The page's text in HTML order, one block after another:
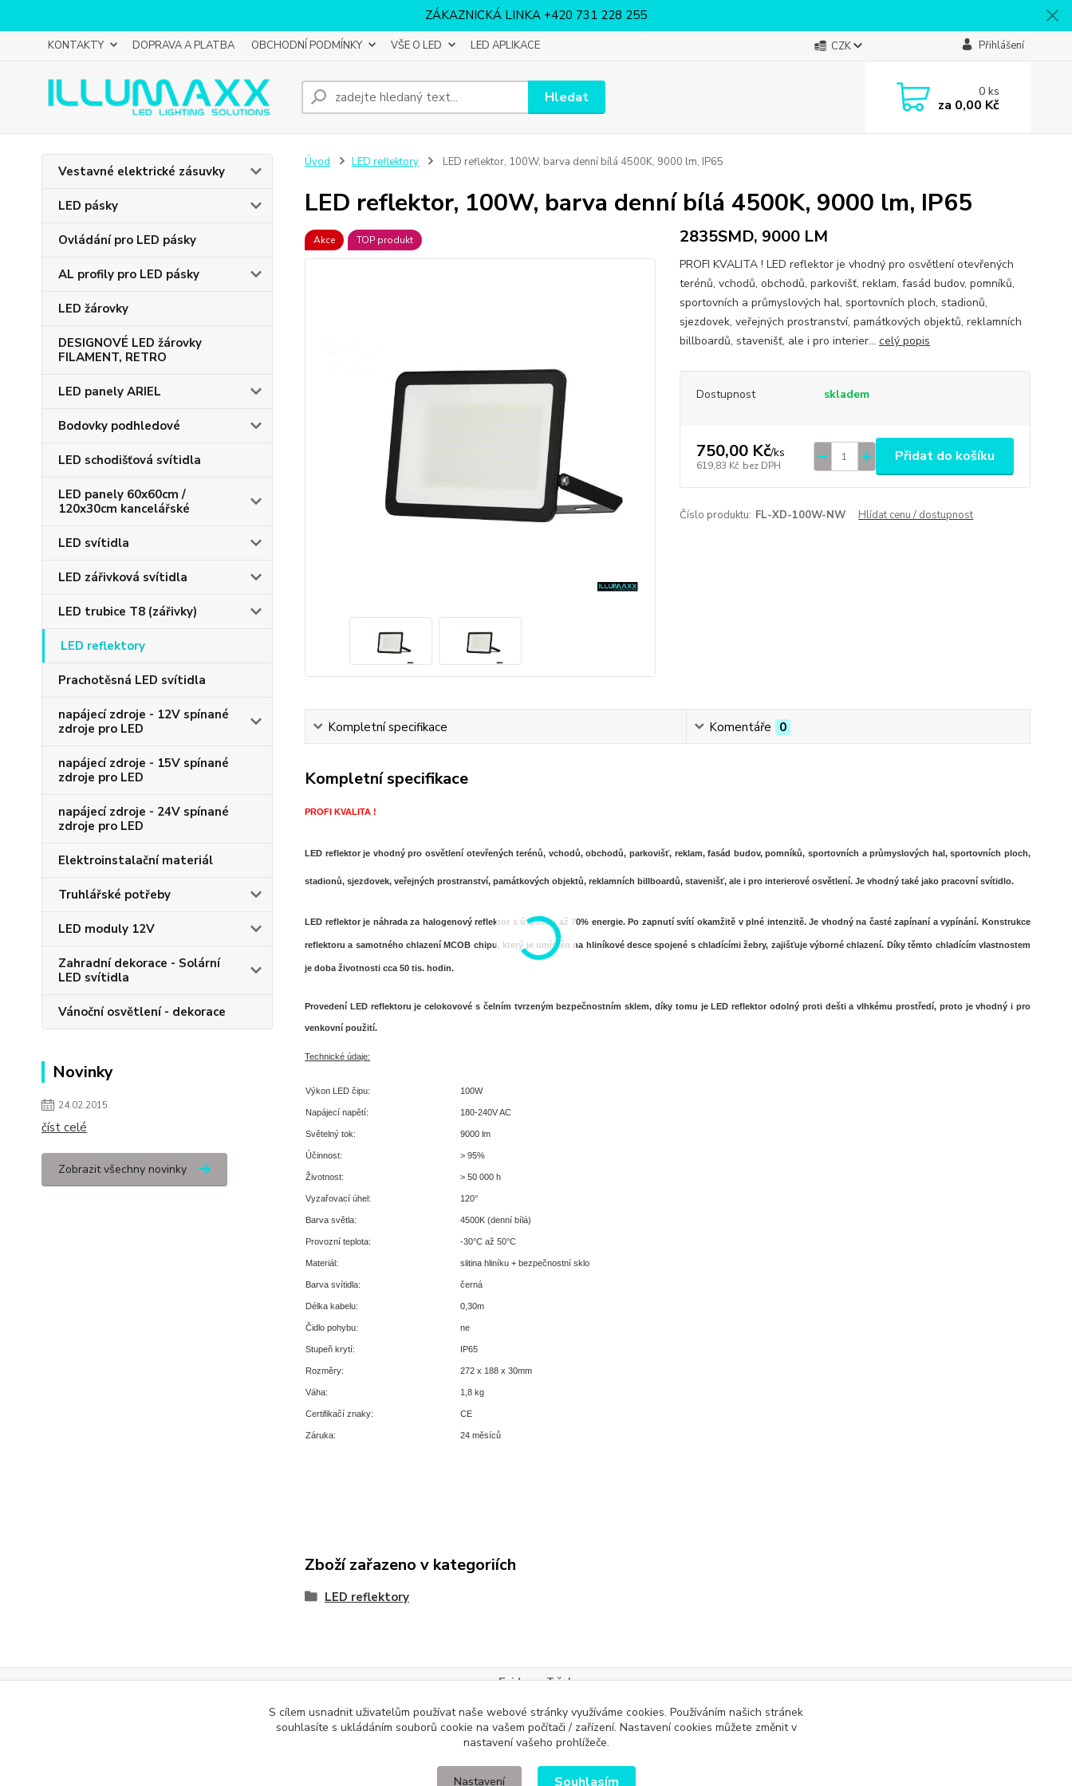
ZÁKAZNICKÁ LINKA +420 731 228 255
KONTAKTY DOPRAVA A PLATBA OBCHODNÍ PODMÍNKY VŠE O LED LED APLIKACE CZK Přihlášení
Hledat 0ks
za 0,00 Kč
Vestavné elektrické zásuvky
LED pásky
Ovládání pro LED pásky
AL profily pro LED pásky
LED žárovky
DESIGNOVÉ LED žárovky
FILAMENT, RETRO
LED panely ARIEL
Bodovky podhledové
LED schodišťová svítidla
LED panely 60x60cm /
120x30cm kancelářské
LED svítidla
LED zářivková svítidla
LED trubice T8 (zářivky)
LED reflektory
Prachotěsná LED svítidla
napájecí zdroje - 12V spínané
zdroje pro LED
napájecí zdroje - 15V spínané
zdroje pro LED
napájecí zdroje - 24V spínané
zdroje pro LED
Elektroinstalační materiál
Truhlářské potřeby
LED moduly 12V
Zahradní dekorace - Solární
LED svítidla
Vánoční osvětlení - dekorace
Novinky
24.02.2015
číst celé
Zobrazit všechny novinky
Úvod LED reflektory LED reflektor, 100W, barva denní bílá 4500K, 9000 lm, IP65
LED reflektor, 100W, barva denní bílá 4500K, 9000 lm, IP65
Akce TOP produkt 2835SMD, 9000 LM
PROFI KVALITA ! LED reflektor je vhodný pro osvětlení otevřených
terénů, vchodů, obchodů, parkovišť, reklam, fasád budov, pomníků,
sportovních a průmyslových hal, sportovních ploch, stadionů,
sjezdovek, veřejných prostranství, památkových objektů, reklamních
billboardů, stavenišť, ale i pro interier... celý popis
Dostupnost skladem
750,00 Kč/ks
619,83 Kč bez DPH
Přidat do košíku
Číslo produktu: FL-XD-100W-NW Hlídat cenu / dostupnost
Kompletní specifikace Komentáře 0
Kompletní specifikace
PROFI KVALITA !
LED reflektor je vhodný pro osvětlení otevřených terénů, vchodů, obchodů, parkovišť, reklam, fasád budov, pomníků, sportovních a průmyslových hal, sportovních ploch,
stadionů, sjezdovek, veřejných prostranství, památkových objektů, reklamních billboardů, stavenišť, ale i pro interierové osvětlení. Je vhodný také jako pracovní svítidlo.
LED reflektor je náhrada za halogenový reflektor s úsporou až 70% energie. Po zapnutí svítí okamžitě v plné intenzitě. Je vhodný na časté zapínaní a vypínání. Konstrukce
reflektoru a samotného chlazení MCOB chipu, který je umístěn na hliníkové desce spojené s chladícími žebry, zajišťuje výborné chlazení. Díky těmto chladícím vlastnostem
je doba životnosti cca 50 tis. hodin.
Provedení LED reflektoru je celokovové s čelním tvrzeným bezpečnostním sklem, díky tomu je LED reflektor odolný proti dešti a vlhkému prostředí, proto je vhodný i pro
venkovní použití.
Technické údaje:
Výkon LED čipu: 100W
Napájecí napětí: 180-240V AC
Světelný tok: 9000 lm
Účinnost: > 95%
Životnost: > 50 000 h
Vyzařovací úhel: 120°
Barva světla: 4500K (denní bílá)
Provozní teplota: -30°C až 50°C
Materiál: slitina hliníku + bezpečnostní sklo
Barva svítidla: černá
Délka kabelu: 0,30m
Čidlo pohybu: ne
Stupeň krytí: IP65
Rozměry: 272 x 188 x 30mm
Váha: 1,8 kg
Certifikačí znaky: CE
Záruka: 24 měsíců
Zboží zařazeno v kategoriích
LED reflektory
Evidence Tržeb
Podle zákona o evidenci tržeb je prodávající povinen vystavit kupujícímu účtenku. Zároveň je povinen zaevidovat přijatou tržbu u správce daně online; v případě technického výpadku pak nejpozději do 48 hodin
S cílem usnadnit uživatelům používat naše webové stránky využíváme cookies. Používáním našich stránek
souhlasíte s ukládáním souborů cookie na vašem počítači / zařízení. Nastavení cookies můžete změnit v
nastavení vašeho prohlížeče.
Nastavení Souhlasím